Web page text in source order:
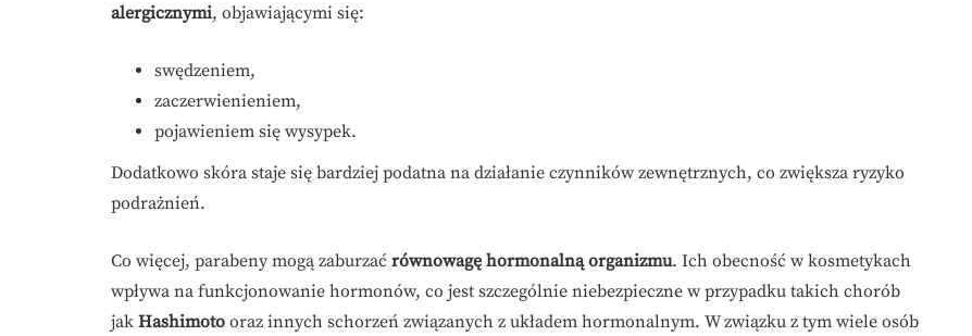
alergicznymi, objawiającymi się:
swędzeniem,
zaczerwienieniem,
pojawieniem się wysypek.
Dodatkowo skóra staje się bardziej podatna na działanie czynników zewnętrznych, co zwiększa ryzyko
podrażnień.
Co więcej, parabeny mogą zaburzać równowagę hormonalną organizmu. Ich obecność w kosmetykach
wpływa na funkcjonowanie hormonów, co jest szczególnie niebezpieczne w przypadku takich chorób
jak Hashimoto oraz innych schorzeń związanych z układem hormonalnym. W związku z tym wiele osób